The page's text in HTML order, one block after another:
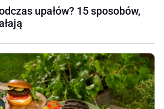
upałów? 15 sposobów,